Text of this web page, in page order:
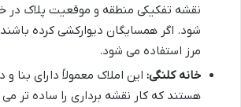
نقشه تفکیکی منطقه و موقعیت پلاک در
شود. اگر همسایگان دیوارکشی کرده
مرز استفاده می شود.
خانه کلنگی: این املاک معمولاً دارای
هستند که کار نقشه برداری را ساده تر